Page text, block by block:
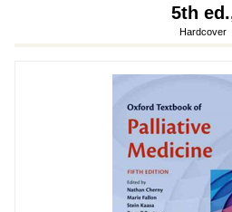
5th
Hardcover